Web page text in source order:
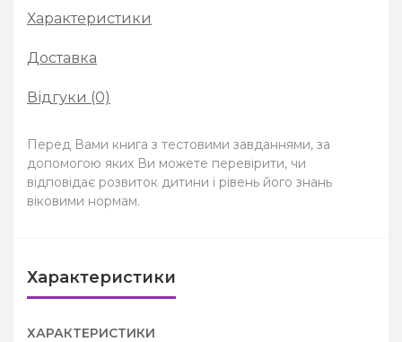
Характеристики
Доставка
Відгуки (0)
Перед Вами книга з тестовими завданнями, за
допомогою яких Ви можете перевірити, чи
відповідає розвиток дитини і рівень його знань
віковими нормам.
Характеристики
ХАРАКТЕРИСТИКИ